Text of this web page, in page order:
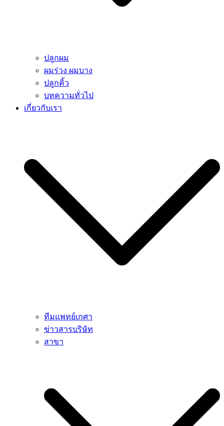
ปลูกผม
ผมร่วง ผมบาง
ปลูกคิ้ว
บทความทั่วไป
เกี่ยวกับเรา
ทีมแพทย์เกศา
ข่าวสารบริษัท
สาขา